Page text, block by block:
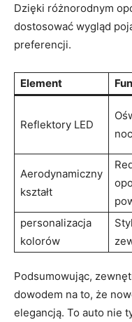
Dzięki różnorodnym
dostosować wygląd
preferencji.
Element
Reflektory LED
Aerodynamiczny
kształt
personalizacja
kolorów
Podsumowując,
dowodem na to, że
elegancją. To auto nie